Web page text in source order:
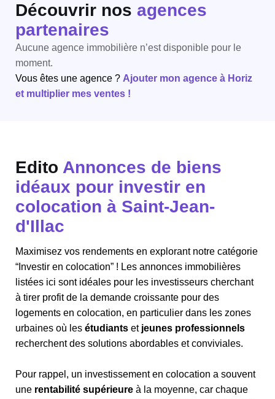
Découvrir nos agences
partenaires
Aucune agence immobilière n’est disponible pour le
moment.
Vous êtes une agence ? Ajouter mon agence à Horiz
et multiplier mes ventes !
Edito Annonces de biens
idéaux pour investir en
colocation à Saint-Jean-
d'Illac
Maximisez vos rendements en explorant notre catégorie
“Investir en colocation” ! Les annonces immobilières
listées ici sont idéales pour les investisseurs cherchant
à tirer profit de la demande croissante pour des
logements en colocation, en particulier dans les zones
urbaines où les étudiants et jeunes professionnels
recherchent des solutions abordables et conviviales.
Pour rappel, un investissement en colocation a souvent
une rentabilité supérieure à la moyenne, car chaque